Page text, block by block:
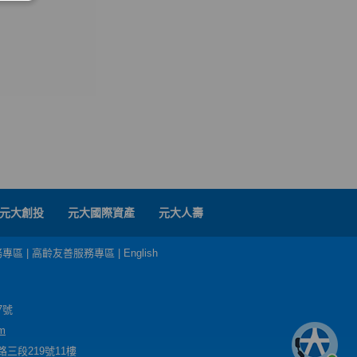
元大創投 元大國際資產 元大人壽
區 高齡友善服務專區 English
號
三段219號11樓